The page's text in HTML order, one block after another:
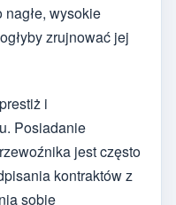
wysokie
zrujnować jej
i
Posiadanie
jest często
kontraktów z
sobie